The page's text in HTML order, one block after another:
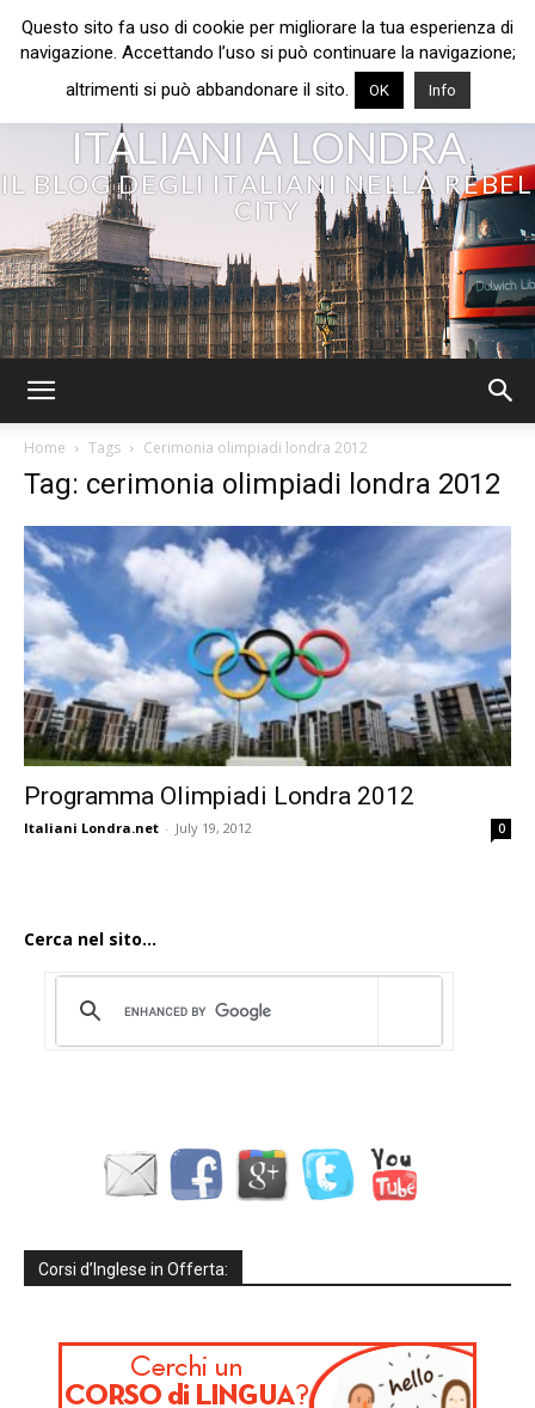
ITALIANI A LONDRA
IL BLOG DEGLI ITALIANI NELLA REBEL
CITY
Home Tags Cerimonia olimpiadi londra 2012
Tag: cerimonia olimpiadi londra 2012
Programma Olimpiadi Londra 2012
Italiani Londra.net - July 19, 2012 0
Cerca nel sito...
Corsi d’Inglese in Offerta:
Questo sito fa uso di cookie per migliorare la tua esperienza di
navigazione. Accettando l’uso si può continuare la navigazione;
altrimenti si può abbandonare il sito.
OK Info